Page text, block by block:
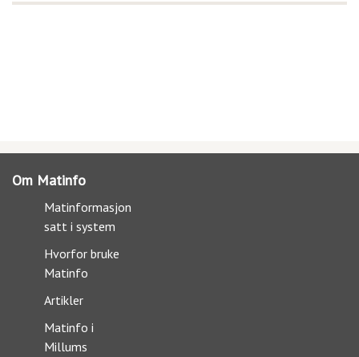
Om Matinfo
Matinformasjon
satt i system
Hvorfor bruke
Matinfo
Artikler
Matinfo i
Millums